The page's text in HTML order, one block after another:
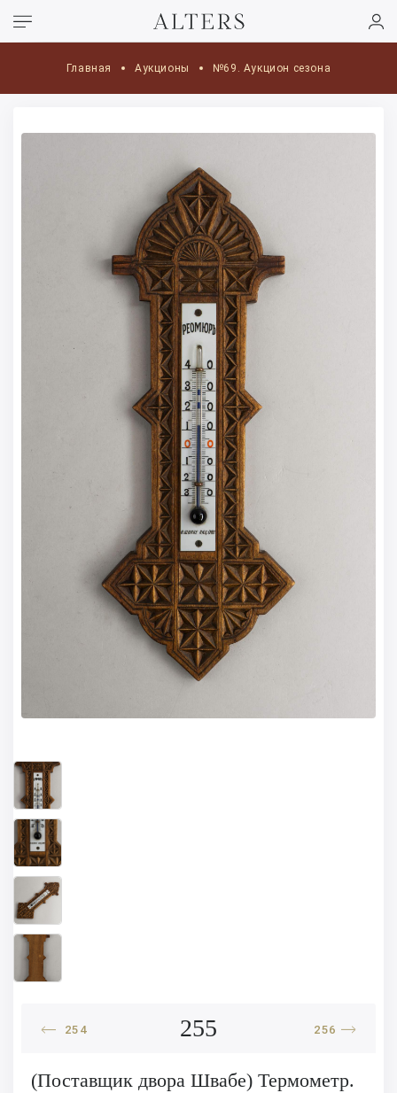
Главная Аукционы №69. Аукцион сезона
254 255 256
(Поставщик двора Швабе) Термометр.